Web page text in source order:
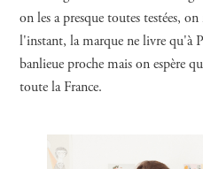
on les a presque toutes testées,
l'instant, la marque ne livre qu'à
banlieue proche mais on espère
toute la France.